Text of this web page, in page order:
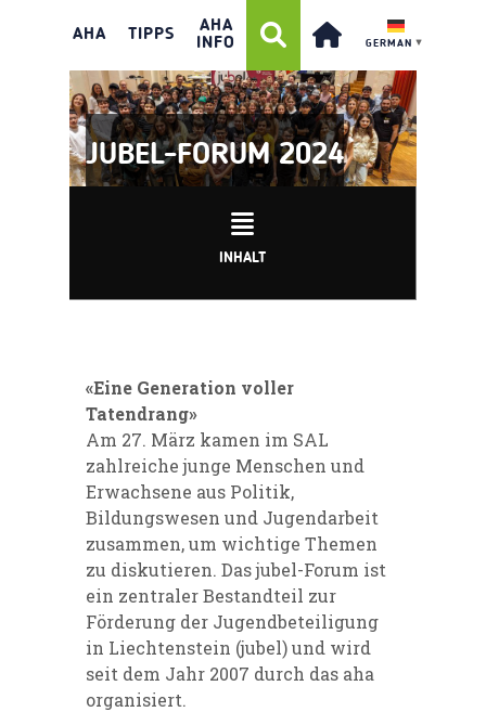
AHA TIPPS
AHA
INFO
GERMAN ▼
JUBEL-FORUM 2024
INHALT
«Eine Generation voller
Tatendrang»
Am 27. März kamen im SAL
zahlreiche junge Menschen und
Erwachsene aus Politik,
Bildungswesen und Jugendarbeit
zusammen, um wichtige Themen
zu diskutieren. Das jubel-Forum ist
ein zentraler Bestandteil zur
Förderung der Jugendbeteiligung
in Liechtenstein (jubel) und wird
seit dem Jahr 2007 durch das aha
organisiert.